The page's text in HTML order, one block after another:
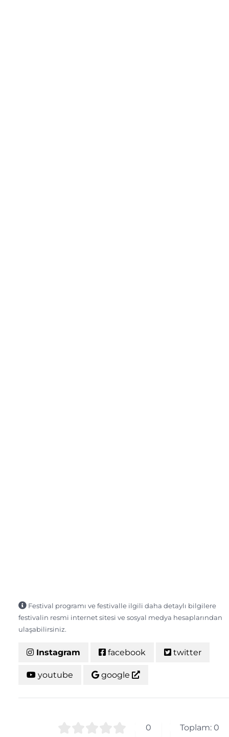
Festival programı ve festivalle ilgili daha detaylı bilgilere
festivalin resmi internet sitesi ve sosyal medya hesaplarından
ulaşabilirsiniz.
Instagram facebook twitter
youtube google
0 Toplam: 0